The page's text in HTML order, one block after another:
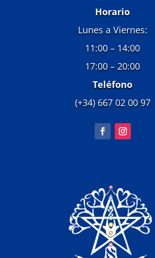
Horario
Lunes a Viernes:
11:00 – 14:00
17:00 – 20:00
Teléfono
(+34) 667 02 00 97